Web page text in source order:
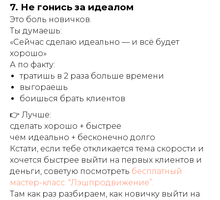
7. Не гонись за идеалом
Это боль новичков.
Ты думаешь:
«Сейчас сделаю идеально — и всё будет
хорошо»
А по факту:
тратишь в 2 раза больше времени
выгораешь
боишься брать клиентов
👉 Лучше:
сделать хорошо + быстрее
чем идеально + бесконечно долго
Кстати, если тебе откликается тема скорости и
хочется быстрее выйти на первых клиентов и
деньги, советую посмотреть бесплатный
мастер-класс: “Лэшпродвижение”.
Там как раз разбираем, как новичку выйти на